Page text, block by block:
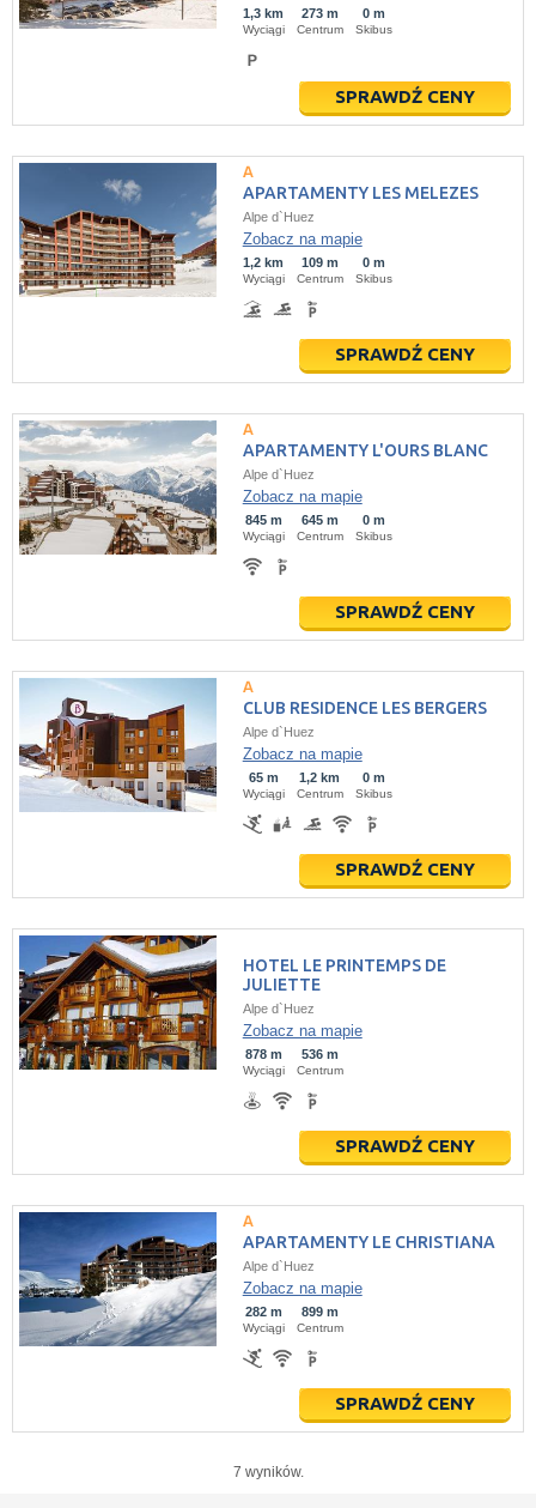
1,3 km
Wyciągi
273 m
Centrum
0 m
Skibus
SPRAWDŹ CENY
APARTAMENTY LES MELEZES
Alpe d`Huez
Zobacz na mapie
1,2 km
Wyciągi
109 m
Centrum
0 m
Skibus
SPRAWDŹ CENY
APARTAMENTY L'OURS BLANC
Alpe d`Huez
Zobacz na mapie
845 m
Wyciągi
645 m
Centrum
0 m
Skibus
SPRAWDŹ CENY
CLUB RESIDENCE LES BERGERS
Alpe d`Huez
Zobacz na mapie
65 m
Wyciągi
1,2 km
Centrum
0 m
Skibus
SPRAWDŹ CENY
HOTEL LE PRINTEMPS DE
JULIETTE
Alpe d`Huez
Zobacz na mapie
878 m
Wyciągi
536 m
Centrum
SPRAWDŹ CENY
APARTAMENTY LE CHRISTIANA
Alpe d`Huez
Zobacz na mapie
282 m
Wyciągi
899 m
Centrum
SPRAWDŹ CENY
7 wyników.